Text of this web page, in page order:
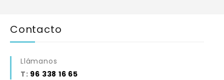
Contacto
Llámanos
T: 96 338 16 65